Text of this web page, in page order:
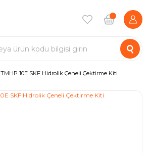
TMHP 10E SKF Hidrolik Çeneli Çektirme Kiti